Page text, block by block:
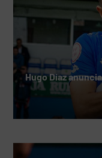
Hugo Díaz